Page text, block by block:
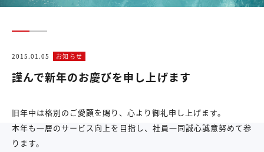
2015.01.05 お知らせ
謹んで新年のお慶びを申し上げます
旧年中は格別のご愛顧を賜り、心より御礼申し上げます。
本年も一層のサービス向上を目指し、社員一同誠心誠意努めて参
ります。